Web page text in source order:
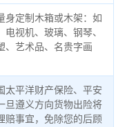
身定制木箱或木架：如
视机、玻璃、钢琴、
、艺术品、名贵字画
太平洋财产保险、平安
旦遵义方向货物出险将
赔事宜，免除您的后顾